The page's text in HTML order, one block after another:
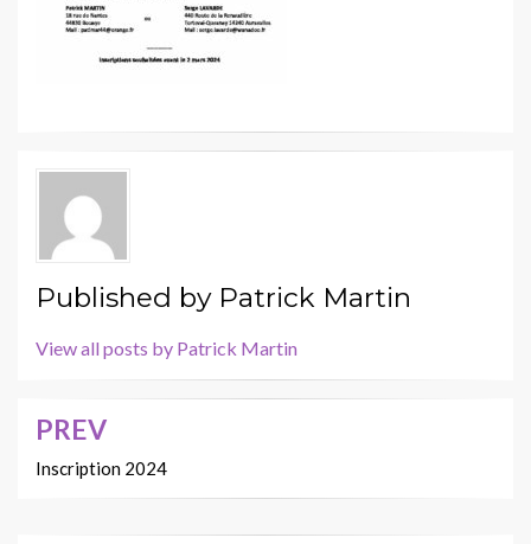
Published by Patrick Martin
View all posts by Patrick Martin
Navigation
de
PREV
Inscription 2024